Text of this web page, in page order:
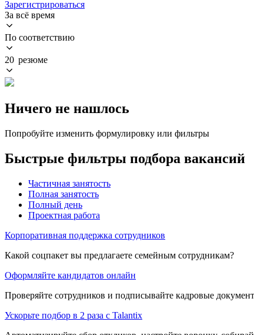
Зарегистрироваться
За всё время
По соответствию
20 резюме
Ничего не нашлось
Попробуйте изменить формулировку или фильтры
Быстрые фильтры подбора вакансий
Частичная занятость
Полная занятость
Полный день
Проектная работа
Корпоративная поддержка сотрудников
Какой соцпакет вы предлагаете семейным сотрудникам?
Оформляйте кандидатов онлайн
Проверяйте сотрудников и подписывайте кадровые
Ускорьте подбор в 2 раза с Talantix